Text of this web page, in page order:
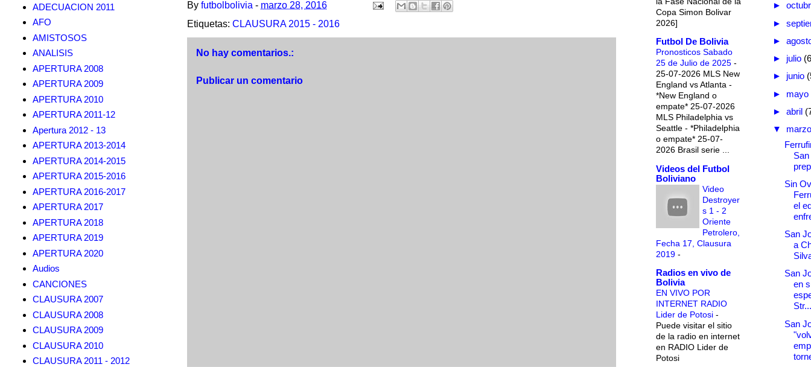
By futbolbolivia - marzo 28, 2016
Etiquetas: CLAUSURA 2015 - 2016
No hay comentarios.:
Publicar un comentario
ADECUACION 2011
AFO
AMISTOSOS
ANALISIS
APERTURA 2008
APERTURA 2009
APERTURA 2010
APERTURA 2011-12
Apertura 2012 - 13
APERTURA 2013-2014
APERTURA 2014-2015
APERTURA 2015-2016
APERTURA 2016-2017
APERTURA 2017
APERTURA 2018
APERTURA 2019
APERTURA 2020
Audios
CANCIONES
CLAUSURA 2007
CLAUSURA 2008
CLAUSURA 2009
CLAUSURA 2010
CLAUSURA 2011 - 2012
Copa Simon Bolivar
2026]
Futbol De Bolivia
Pronosticos Sabado
25 de Julio de 2025 -
25-07-2026 MLS New
England vs Atlanta -
*New England o
empate* 25-07-2026
MLS Philadelphia vs
Seattle - *Philadelphia
o empate* 25-07-
2026 Brasil serie ...
Videos del Futbol
Boliviano
Video
Destroyer
s 1 - 2
Oriente
Petrolero,
Fecha 17, Clausura
2019 -
Radios en vivo de
Bolivia
EN VIVO POR
INTERNET RADIO
Lider de Potosi -
Puede visitar el sitio
de la radio en internet
en RADIO Lider de
Potosi
►
►
►
► julio
► junio
► mayo
► abril
▼
Sin
el
San
a
San
en
Str...
San